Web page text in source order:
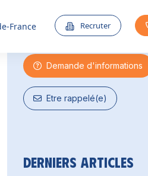
France Recruter
Une question ?
Demande d'informations
Etre rappelé(e)
Derniers articles